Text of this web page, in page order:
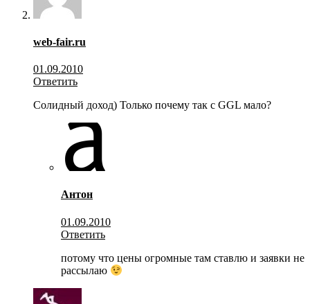
web-fair.ru
01.09.2010
Ответить
Солидный доход) Только почему так с GGL мало?
Антон
01.09.2010
Ответить
потому что цены огромные там ставлю и заявки не
рассылаю